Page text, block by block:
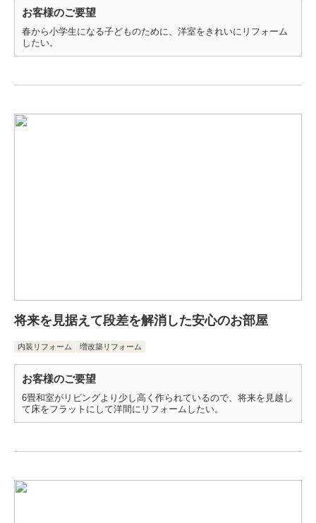
お客様のご要望
春から小学生になる子どものために、洋室をきれいにリフォーム
したい。
将来を見据えて段差を解消した安心のお部屋
内装リフォーム 増改築リフォーム
お客様のご要望
6畳和室がリビングより少し高く作られているので、将来を見越し
て床をフラットにして洋間にリフォームしたい。